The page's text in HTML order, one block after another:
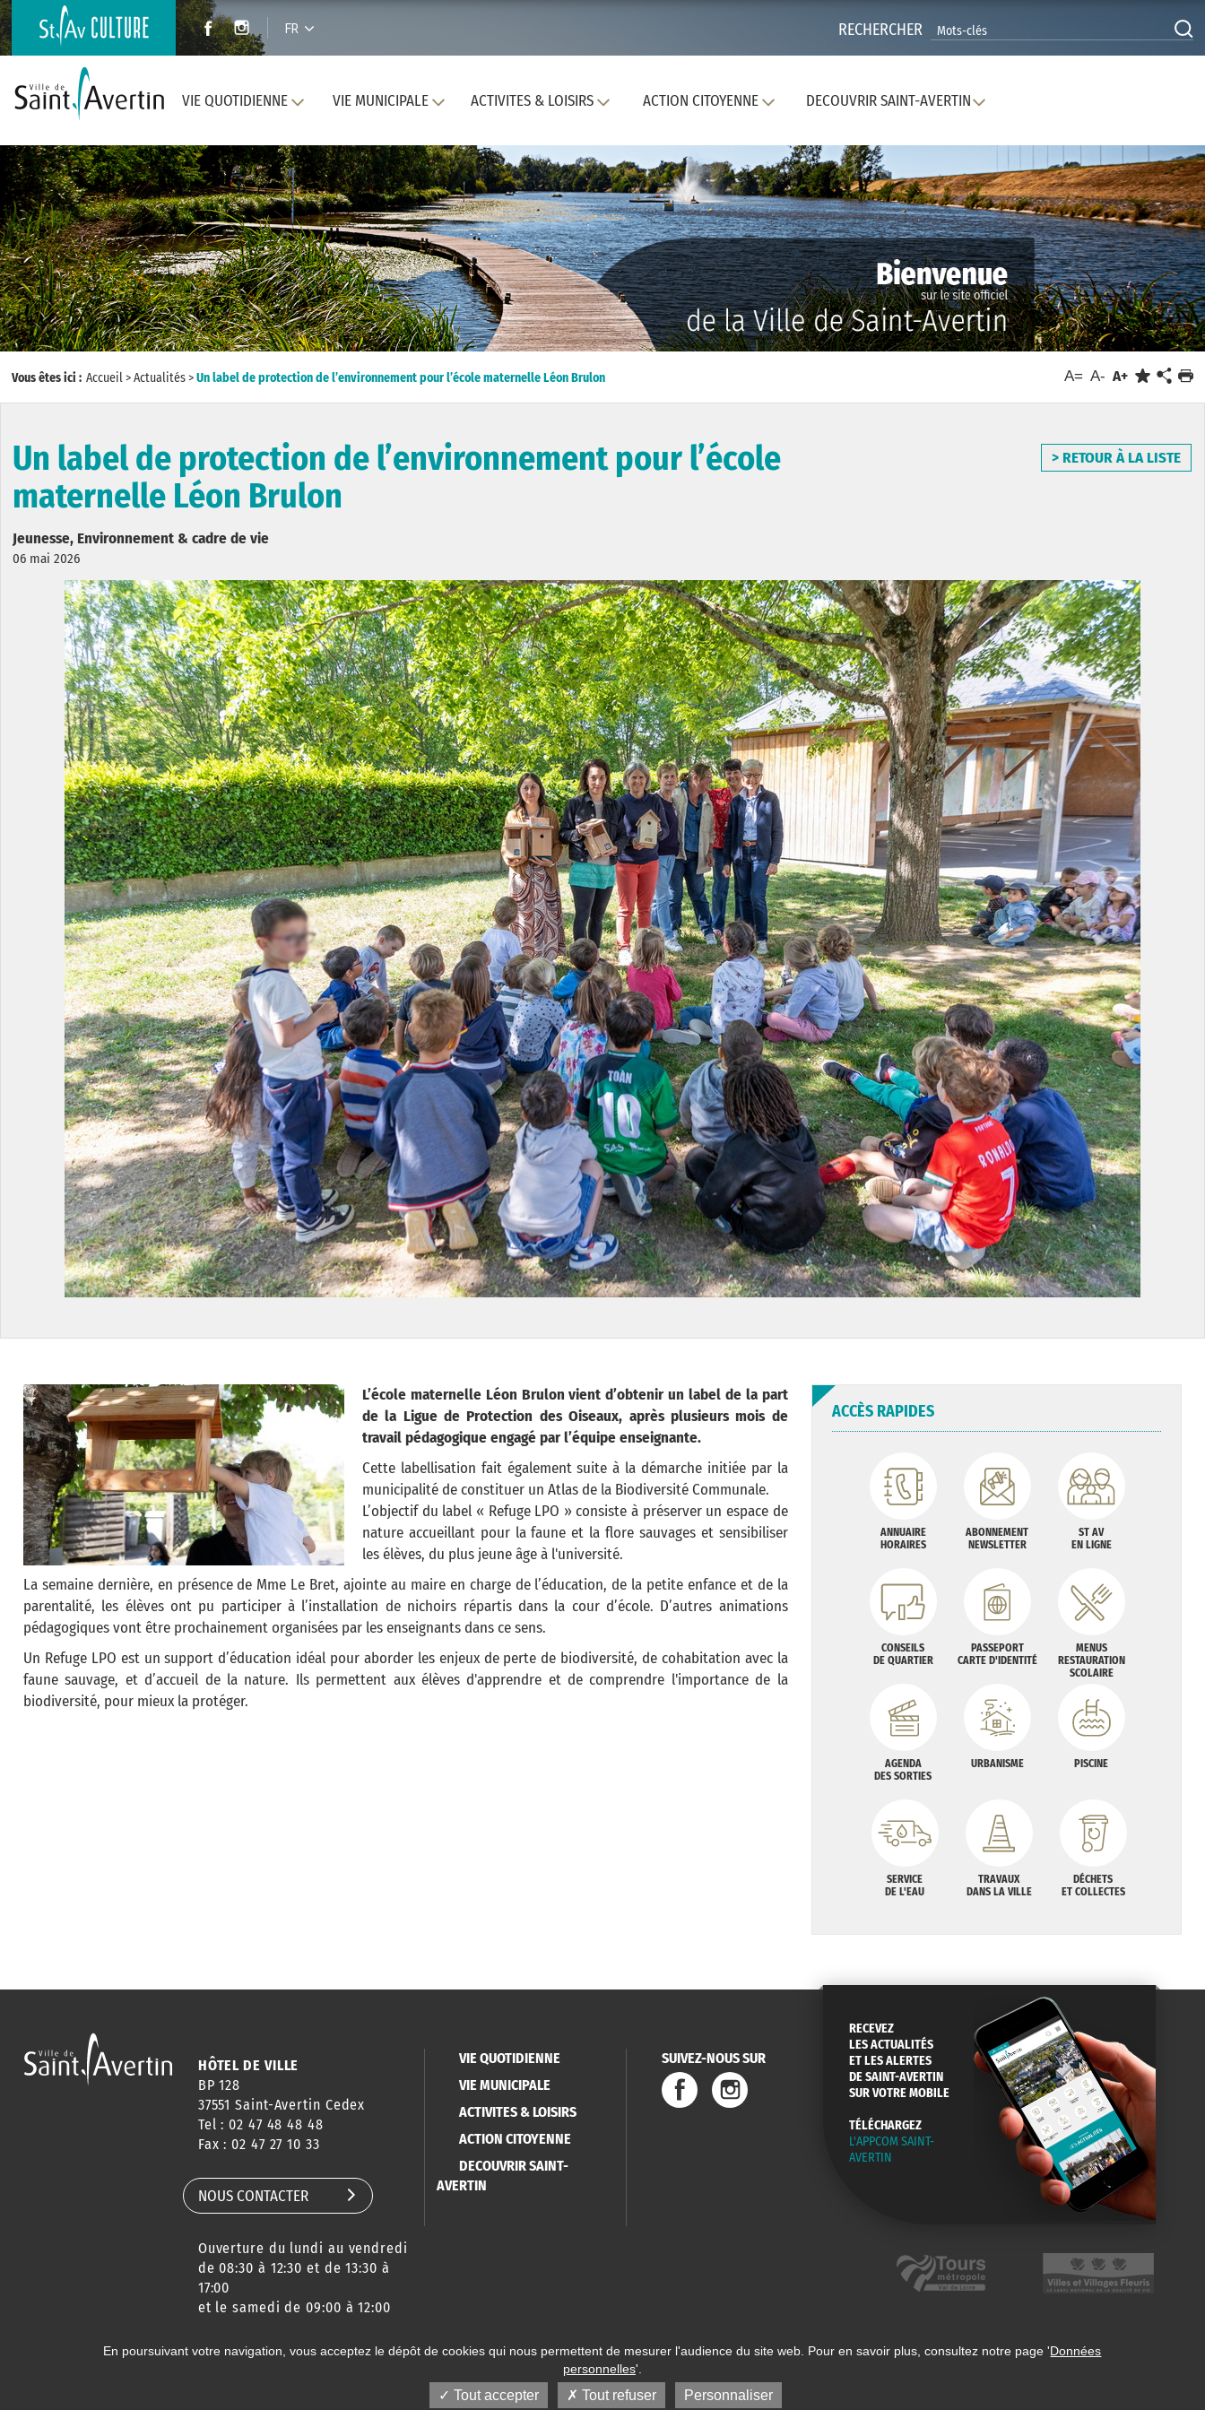
FR RECHERCHER
VIE QUOTIDIENNE VIE MUNICIPALE ACTIVITES & LOISIRS ACTION CITOYENNE DECOUVRIR SAINT-AVERTIN
Vous êtes ici : Accueil>Actualités>Un label de protection de l’environnement pour l’école maternelle Léon Brulon A= A- A+
Un label de protection de l’environnement pour l’école
maternelle Léon Brulon
> RETOUR À LA LISTE
Jeunesse, Environnement & cadre de vie
06 mai 2026
L’école maternelle Léon Brulon vient d’obtenir un label de la part
de la Ligue de Protection des Oiseaux, après plusieurs mois de
travail pédagogique engagé par l’équipe enseignante.
Cette labellisation fait également suite à la démarche initiée par la
municipalité de constituer un Atlas de la Biodiversité Communale.
L’objectif du label « Refuge LPO » consiste à préserver un espace de
nature accueillant pour la faune et la flore sauvages et sensibiliser
les élèves, du plus jeune âge à l'université.
La semaine dernière, en présence de Mme Le Bret, ajointe au maire en charge de l’éducation, de la petite enfance et de la
parentalité, les élèves ont pu participer à l’installation de nichoirs répartis dans la cour d’école. D’autres animations
pédagogiques vont être prochainement organisées par les enseignants dans ce sens.
Un Refuge LPO est un support d’éducation idéal pour aborder les enjeux de perte de biodiversité, de cohabitation avec la
faune sauvage, et d’accueil de la nature. Ils permettent aux élèves d'apprendre et de comprendre l'importance de la
biodiversité, pour mieux la protéger.
ACCÈS RAPIDES
ANNUAIRE
HORAIRES
ABONNEMENT
NEWSLETTER
ST AV
EN LIGNE
CONSEILS
DE QUARTIER
PASSEPORT
CARTE D'IDENTITÉ
MENUS
RESTAURATION
SCOLAIRE
AGENDA
DES SORTIES
URBANISME PISCINE
SERVICE
DE L'EAU
TRAVAUX
DANS LA VILLE
DÉCHETS
ET COLLECTES
HÔTEL DE VILLE
BP 128
37551 Saint-Avertin Cedex
Tel : 02 47 48 48 48
Fax : 02 47 27 10 33
NOUS CONTACTER
Ouverture du lundi au vendredi
de 08:30 à 12:30 et de 13:30 à
17:00
et le samedi de 09:00 à 12:00
VIE QUOTIDIENNE
VIE MUNICIPALE
ACTIVITES & LOISIRS
ACTION CITOYENNE
DECOUVRIR SAINT-
AVERTIN
SUIVEZ-NOUS SUR
RECEVEZ
LES ACTUALITÉS
ET LES ALERTES
DE SAINT-AVERTIN
SUR VOTRE MOBILE
TÉLÉCHARGEZ
L'APPCOM SAINT-
AVERTIN
© 2020 Ville de Saint-Avertin Mentions légales Données personnelles Plan du site Réalisation
En poursuivant votre navigation, vous acceptez le dépôt de cookies qui nous permettent de mesurer l'audience du site web. Pour en savoir plus, consultez notre page 'Données
personnelles'.
Tout accepter Tout refuser Personnaliser